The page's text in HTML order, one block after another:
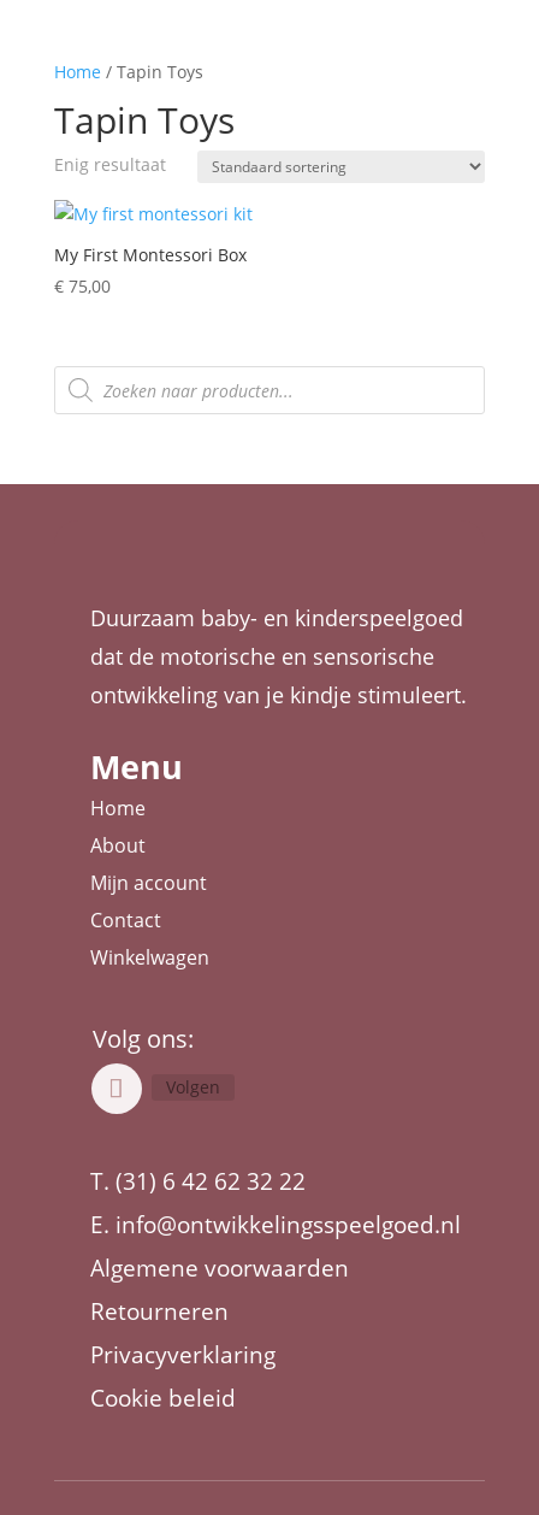
Home / Tapin Toys
Tapin Toys
Enig resultaat
My First Montessori Box
€75,00
Producten
zoeken
Duurzaam baby- en kinderspeelgoed
dat de motorische en sensorische
ontwikkeling van je kindje stimuleert.
Menu
Home
About
Mijn account
Contact
Winkelwagen
Volg ons:
Volgen
T. (31) 6 42 62 32 22
E. info@ontwikkelingsspeelgoed.nl
Algemene voorwaarden
Retourneren
Privacyverklaring
Cookie beleid